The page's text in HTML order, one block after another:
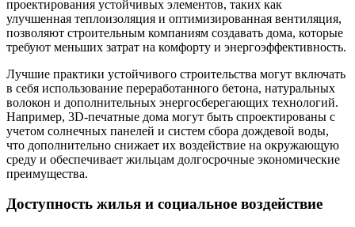
проектирования устойчивых элементов, таких как
улучшенная теплоизоляция и оптимизированная вентиляция,
позволяют строительным компаниям создавать дома, которые
требуют меньших затрат на комфорту и энергоэффективность.
Лучшие практики устойчивого строительства могут включать
в себя использование переработанного бетона, натуральных
волокон и дополнительных энергосберегающих технологий.
Например, 3D-печатные дома могут быть спроектированы с
учетом солнечных панелей и систем сбора дождевой воды,
что дополнительно снижает их воздействие на окружающую
среду и обеспечивает жильцам долгосрочные экономические
преимущества.
Доступность жилья и социальное воздействие